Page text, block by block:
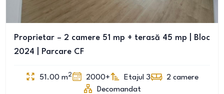
Proprietar – 2 camere 51 mp + terasă 45 mp | Bloc
2024 | Parcare CF
51.00 m2 2000+ Etajul 3 2 camere
Decomandat